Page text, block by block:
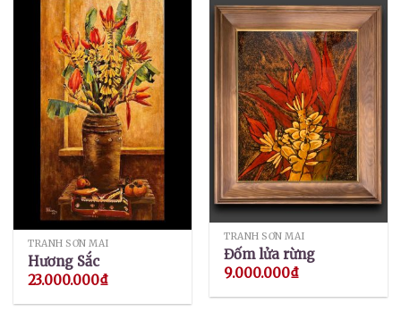
TRANH SƠN MÀI
Hương Sắc
23.000.000₫
TRANH SƠN MÀI
Đốm lửa rừng
9.000.000₫